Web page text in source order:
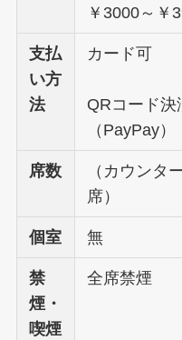
￥3000～￥
支払
い方
法
カード可
QRコード決
（PayPay）
席数
（カウンタ
席）
個室 無
禁
煙・
喫煙
全席禁煙